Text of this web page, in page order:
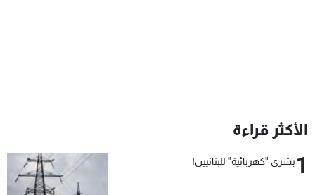
الأكثر قراءة
1بشرى "كهربائية" للبنانيين!